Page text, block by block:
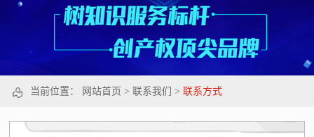
当前位置： 网站首页 > 联系我们 > 联系方式